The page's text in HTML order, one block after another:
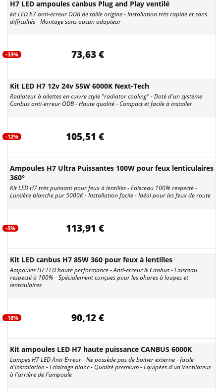
H7 LED ampoules canbus Plug and Play ventilé
kit LED h7 anti-erreur ODB de taille origine - Installation très rapide et sans
difficultés - Montage sans aucun adapteur
-33% 73,63 €
Kit LED H7 12v 24v 55W 6000K Next-Tech
Radiateur à ailettes en cuivre style "radiator cooling" - Doté d'un système
Canbus anti-erreur ODB - Haute qualité - Compact et facile à installer
-12% 105,51 €
Ampoules H7 Ultra Puissantes 100W pour feux lenticulaires
360°
Kit LED H7 très puissant pour feux à lentilles - Faisceau 100% respecté -
Lumière blanche pur 5000K - Installation facile - Idéal pour les feux de route
-5% 113,91 €
Kit LED canbus H7 85W 360 pour feux à lentilles
Ampoules H7 LED haute performance - Anti-erreur & Canbus - Faisceau
respecté à 100% - Spécialement conçues pour les phares à loupes et
lenticulaires
-18% 90,12 €
Kit ampoules LED H7 haute puissance CANBUS 6000K
Lampes H7 LED Anti-Erreur - Ne possède pas de boitier externe - facile
d'installation - Eclairage blanc - Qualité premium - Equipées d'un Ventilateur
à l'arrière de l'ampoule